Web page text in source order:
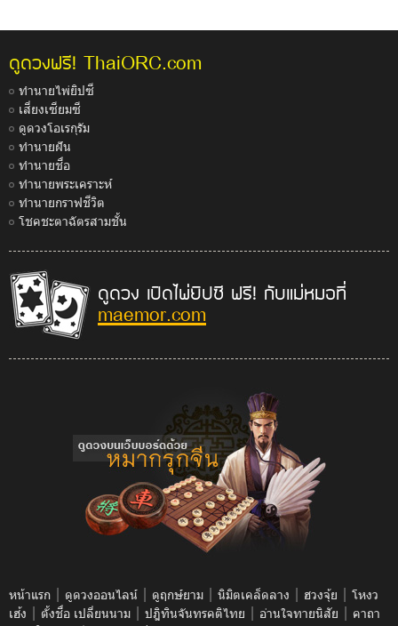
ดูดวงฟรี! ThaiORC.com
ทำนายไพ่ยิปซี
เสี่ยงเซียมซี
ดูดวงโอเรกุรัม
ทำนายฝัน
ทำนายชื่อ
ทำนายพระเคราะห์
ทำนายกราฟชีวิต
โชคชะตาฉัตรสามชั้น
ดูดวง เปิดไพ่ยิปซี ฟรี! กับแม่หมอที่
maemor.com
หน้าแรก | ดูดวงออนไลน์ | ดูฤกษ์ยาม | นิมิตเคล็ดลาง | ฮวงจุ้ย | โหงว
เฮ้ง | ตั้งชื่อ เปลี่ยนนาม | ปฎิทินจันทรคติไทย | อ่านใจทายนิสัย | คาถา